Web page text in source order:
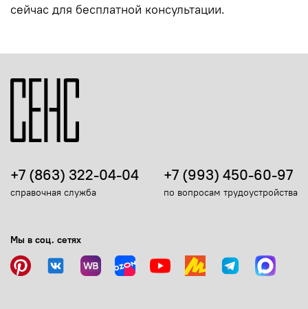
сейчас для бесплатной консультации.
+7 (863) 322-04-04
справочная служба
+7 (993) 450-60-97
по вопросам трудоустройства
Мы в соц. сетях